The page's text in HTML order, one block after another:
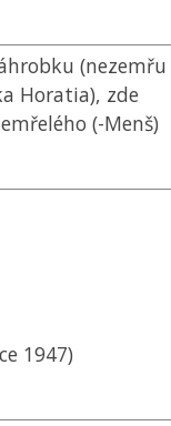
(nezemřu
Horatia), zde
(-Menš)
1947)